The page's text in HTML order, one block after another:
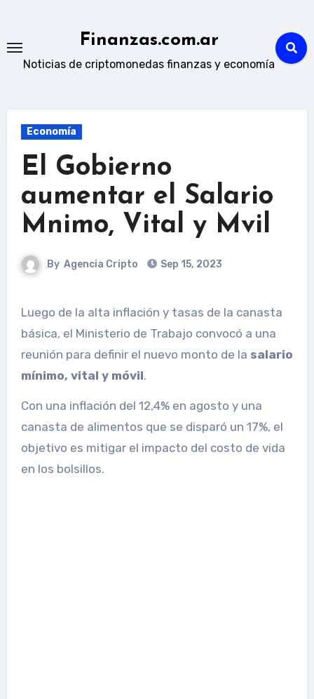
content
Finanzas.com.ar
Noticias de criptomonedas finanzas y economía
Economía
El Gobierno
aumentar el Salario
Mnimo, Vital y Mvil
By Agencia Cripto Sep 15, 2023
Luego de la alta inflación y tasas de la canasta
básica, el Ministerio de Trabajo convocó a una
reunión para definir el nuevo monto de la salario
mínimo, vital y móvil.
Con una inflación del 12,4% en agosto y una
canasta de alimentos que se disparó un 17%, el
objetivo es mitigar el impacto del costo de vida
en los bolsillos.